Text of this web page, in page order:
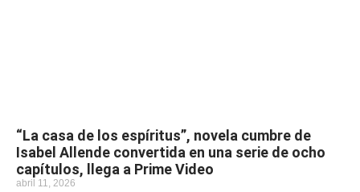
“La casa de los espíritus”, novela cumbre de
Isabel Allende convertida en una serie de ocho
capítulos, llega a Prime Video
abril 11, 2026